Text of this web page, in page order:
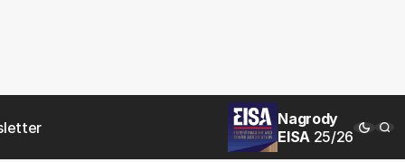
Nagrody
EISA 25/26